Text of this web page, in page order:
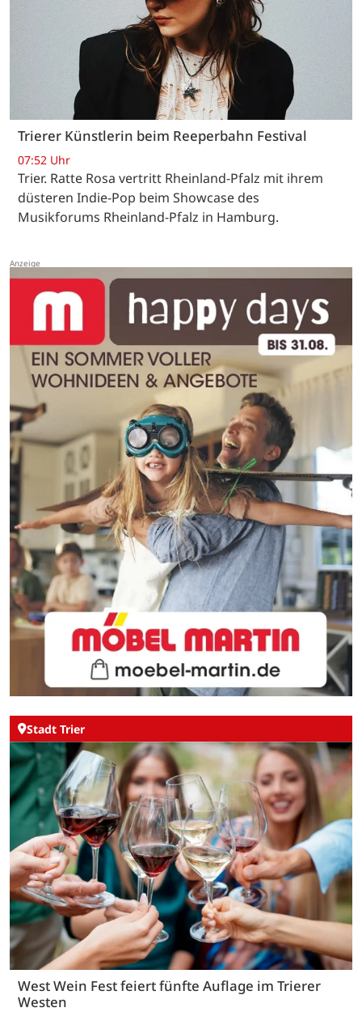
Trierer Künstlerin beim Reeperbahn Festival
07:52 Uhr
Trier. Ratte Rosa vertritt Rheinland-Pfalz mit ihrem
düsteren Indie-Pop beim Showcase des
Musikforums Rheinland-Pfalz in Hamburg.
Stadt Trier
West Wein Fest feiert fünfte Auflage im Trierer
Westen